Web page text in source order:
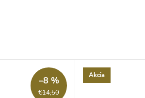
€14,50
–8 % Akcia